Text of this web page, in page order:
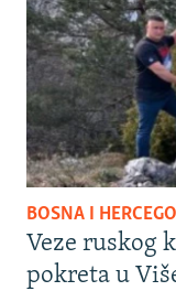
BOSNA I
Veze ruskog
pokreta u